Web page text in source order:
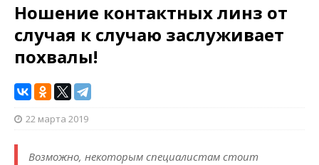
Ношение контактных линз от
случая к случаю заслуживает
похвалы!
22 марта 2019
Возможно, некоторым специалистам стоит